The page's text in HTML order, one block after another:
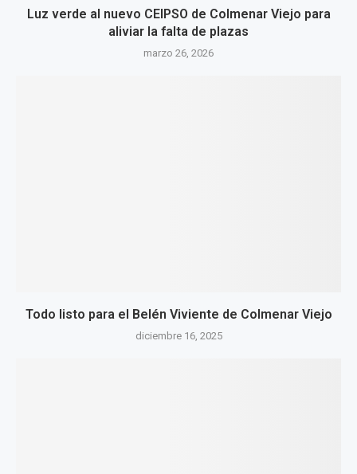
Luz verde al nuevo CEIPSO de Colmenar Viejo para
aliviar la falta de plazas
marzo 26, 2026
Todo listo para el Belén Viviente de Colmenar Viejo
diciembre 16, 2025